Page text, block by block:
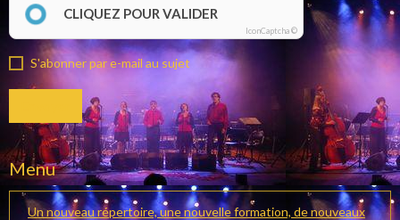
CLIQUEZ POUR VALIDER
IconCaptcha ©
S'abonner par e-mail au sujet
Menu
Un nouveau répertoire, une nouvelle formation, de nouveaux